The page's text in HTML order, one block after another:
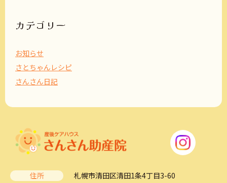
ブ
カテゴリー
お知らせ
さとちゃんレシピ
さんさん日記
住所
札幌市清田区清田1条4丁目3-60